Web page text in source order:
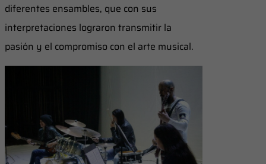
diferentes ensambles, que con sus
interpretaciones lograron transmitir la
pasión y el compromiso con el arte musical.